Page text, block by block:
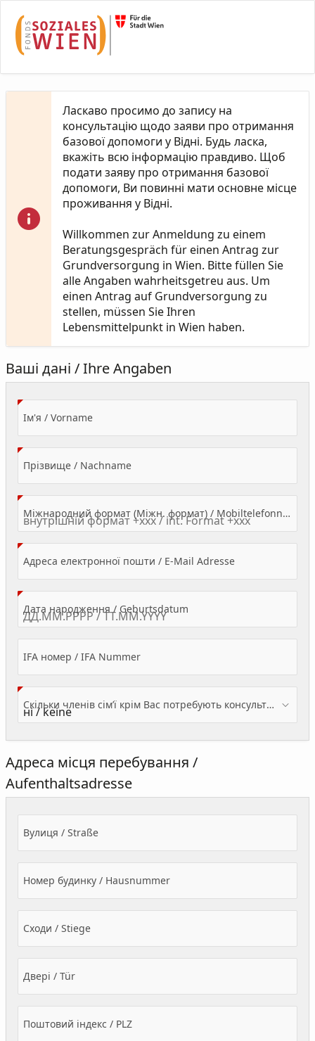
Ласкаво просимо до запису на
консультацію щодо заяви про отримання
базової допомоги у Відні. Будь ласка,
вкажіть всю інформацію правдиво. Щоб
подати заяву про отримання базової
допомоги, Ви повинні мати основне місце
проживання у Відні.
Willkommen zur Anmeldung zu einem
Beratungsgespräch für einen Antrag zur
Grundversorgung in Wien. Bitte füllen Sie
alle Angaben wahrheitsgetreu aus. Um
einen Antrag auf Grundversorgung zu
stellen, müssen Sie Ihren
Lebensmittelpunkt in Wien haben.
Ваші дані / Ihre Angaben
Ім'я / Vorname(Value Required)
Прізвище / Nachname(Value Required)
Міжнародний формат (Міжн. формат) / Mobiltelefonnummer
Адреса електронної пошти / E-Mail Adresse(Value Required)
Дата народження / Geburtsdatum
IFA номер / IFA Nummer
Скільки членів сім’ї крім Вас потребують консультації? / Wieviele Familienmitglieder brauchen Beratung - zusätzlich zu Ihnen?
Адреса місця перебування /
Aufenthaltsadresse
Вулиця / Straße
Номер будинку / Hausnummer
Сходи / Stiege
Двері / Tür
Поштовий індекс / PLZ